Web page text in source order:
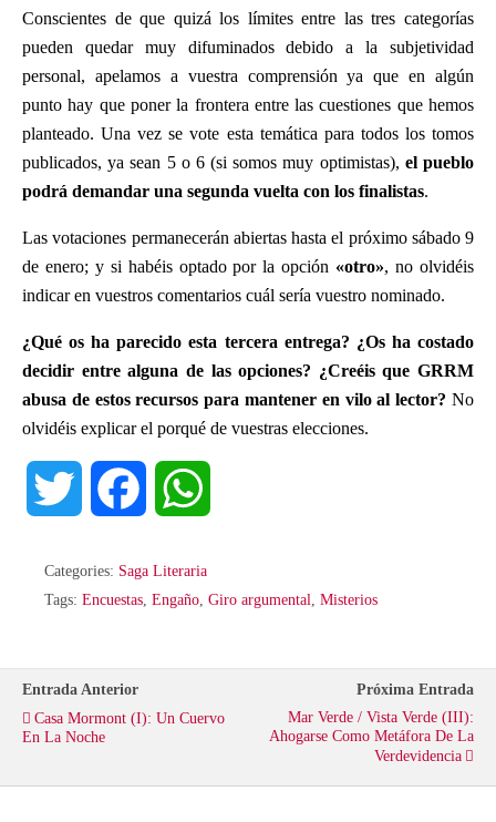
Conscientes de que quizá los límites entre las tres categorías
pueden quedar muy difuminados debido a la subjetividad
personal, apelamos a vuestra comprensión ya que en algún
punto hay que poner la frontera entre las cuestiones que hemos
planteado. Una vez se vote esta temática para todos los tomos
publicados, ya sean 5 o 6 (si somos muy optimistas), el pueblo
podrá demandar una segunda vuelta con los finalistas.
Las votaciones permanecerán abiertas hasta el próximo sábado 9
de enero; y si habéis optado por la opción «otro», no olvidéis
indicar en vuestros comentarios cuál sería vuestro nominado.
¿Qué os ha parecido esta tercera entrega? ¿Os ha costado
decidir entre alguna de las opciones? ¿Creéis que GRRM
abusa de estos recursos para mantener en vilo al lector? No
olvidéis explicar el porqué de vuestras elecciones.
i c a
Categories: Saga Literaria
Tags: Encuestas Engaño Giro argumental Misterios
Entrada Anterior
Casa Mormont (I): Un Cuervo
En La Noche
Próxima Entrada
Mar Verde / Vista Verde (III):
Ahogarse Como Metáfora De La
Verdevidencia